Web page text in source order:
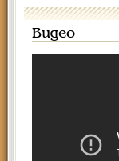
Видео